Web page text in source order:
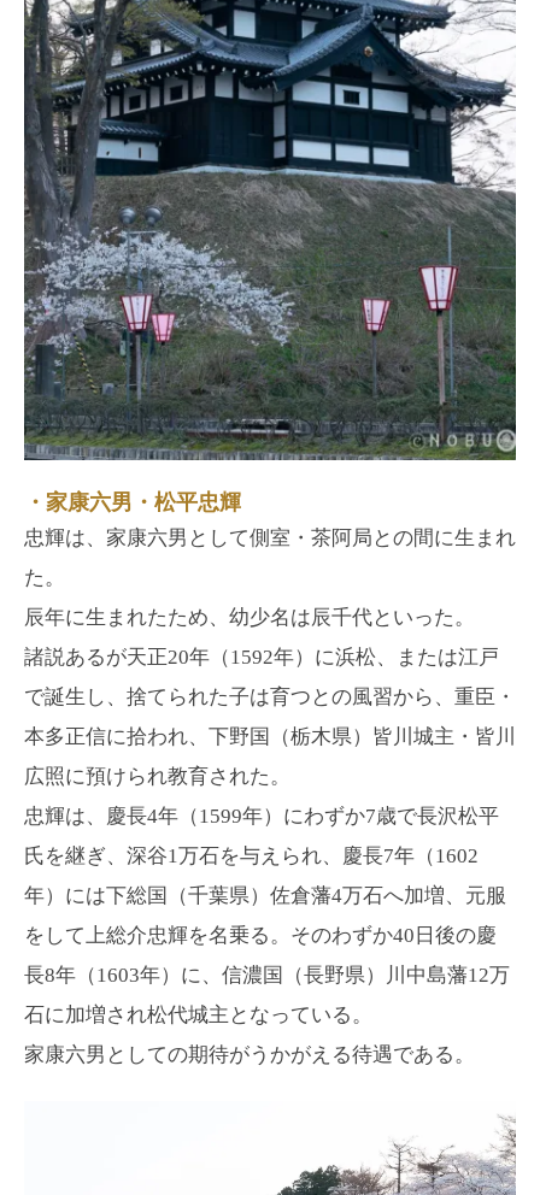
・家康六男・松平忠輝
忠輝は、家康六男として側室・茶阿局との間に生まれ
た。
辰年に生まれたため、幼少名は辰千代といった。
諸説あるが天正20年（1592年）に浜松、または江戸
で誕生し、捨てられた子は育つとの風習から、重臣・
本多正信に拾われ、下野国（栃木県）皆川城主・皆川
広照に預けられ教育された。
忠輝は、慶長4年（1599年）にわずか7歳で長沢松平
氏を継ぎ、深谷1万石を与えられ、慶長7年（1602
年）には下総国（千葉県）佐倉藩4万石へ加増、元服
をして上総介忠輝を名乗る。そのわずか40日後の慶
長8年（1603年）に、信濃国（長野県）川中島藩12万
石に加増され松代城主となっている。
家康六男としての期待がうかがえる待遇である。